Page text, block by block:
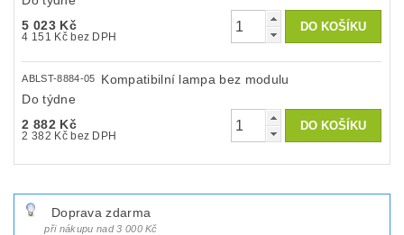
5 023 Kč
4 151 Kč bez DPH
ABLST-8884-05
Kompatibilní lampa bez modulu
Do týdne
2 882 Kč
2 382 Kč bez DPH
Doprava zdarma
při nákupu nad 3 000 Kč